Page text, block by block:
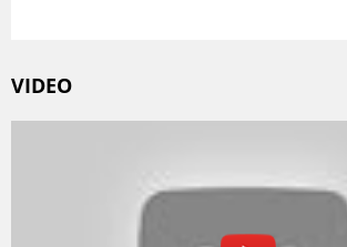
VIDEO